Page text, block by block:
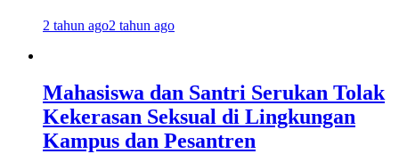
2 tahun ago2 tahun ago
Mahasiswa dan Santri Serukan Tolak
Kekerasan Seksual di Lingkungan
Kampus dan Pesantren